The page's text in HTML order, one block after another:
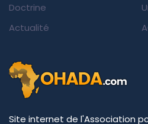
Doctrine
Actualité
Site internet de l'Association